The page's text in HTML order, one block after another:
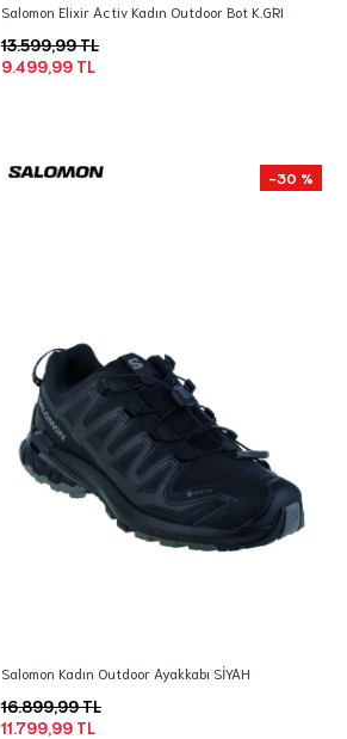
Salomon Elixir Activ Kadın Outdoor Bot K.GRI
9.499,99 TL
13.599,99 TL
-30 %
Salomon Kadın Outdoor Ayakkabı SİYAH
11.799,99 TL
16.899,99 TL